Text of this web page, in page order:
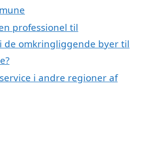
professionel til
de omkringliggende byer til
i andre regioner af